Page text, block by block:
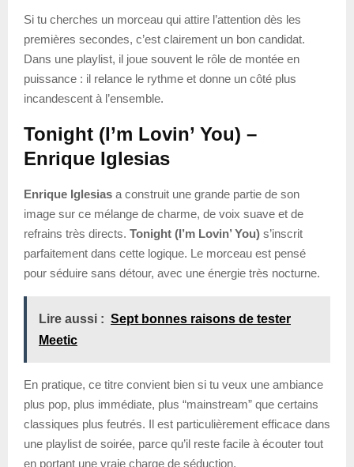
Si tu cherches un morceau qui attire l’attention dès les
premières secondes, c’est clairement un bon candidat.
Dans une playlist, il joue souvent le rôle de montée en
puissance : il relance le rythme et donne un côté plus
incandescent à l’ensemble.
Tonight (I’m Lovin’ You) –
Enrique Iglesias
Enrique Iglesias a construit une grande partie de son
image sur ce mélange de charme, de voix suave et de
refrains très directs. Tonight (I’m Lovin’ You) s’inscrit
parfaitement dans cette logique. Le morceau est pensé
pour séduire sans détour, avec une énergie très nocturne.
Lire aussi : Sept bonnes raisons de tester
Meetic
En pratique, ce titre convient bien si tu veux une ambiance
plus pop, plus immédiate, plus “mainstream” que certains
classiques plus feutrés. Il est particulièrement efficace dans
une playlist de soirée, parce qu’il reste facile à écouter tout
en portant une vraie charge de séduction.